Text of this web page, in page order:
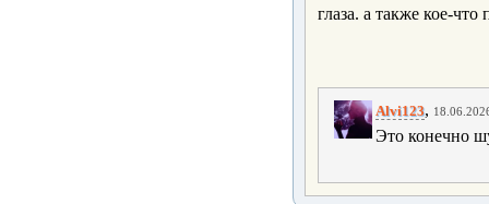
глаза. а также кое-
Alvi123,
Это конечно